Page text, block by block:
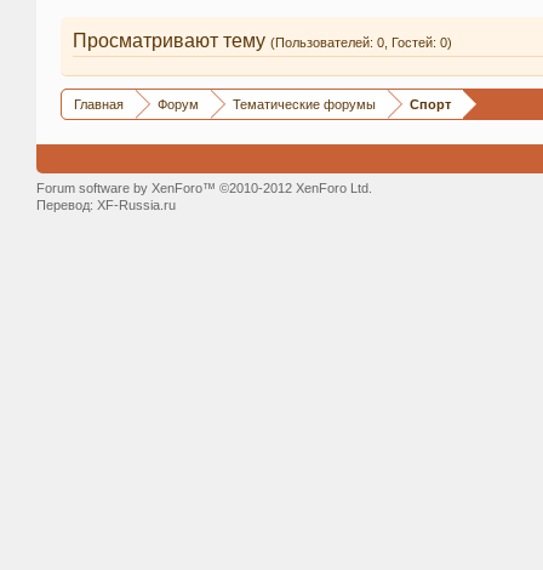
Просматривают тему (Пользователей: 0, Гостей: 0)
Главная Форум Тематические форумы Спорт
Forum software by XenForo™ ©2010-2012 XenForo Ltd.
Перевод: XF-Russia.ru